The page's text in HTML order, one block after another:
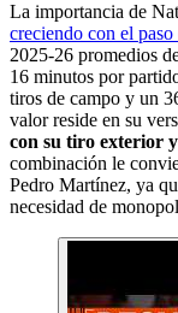
La importancia de
creciendo con el paso
2025-26 promedios
16 minutos por
tiros de campo y un
valor reside en su
con su tiro exterior
combinación le
Pedro Martínez, ya
necesidad de